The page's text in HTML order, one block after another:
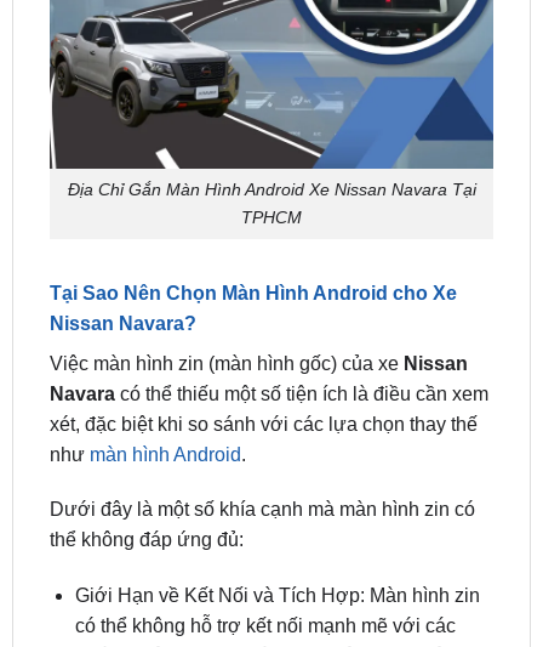
Địa Chỉ Gắn Màn Hình Android Xe Nissan Navara Tại
TPHCM
Tại Sao Nên Chọn Màn Hình Android cho Xe
Việc màn hình zin (màn hình gốc) của xeNissan
Navara có thể thiếu một số tiện ích là điều cần xem
xét, đặc biệt khi so sánh với các lựa chọn thay thế
nhưmàn hình Android.
Dưới đây là một số khía cạnh mà màn hình zin có
Giới Hạn về Kết Nối và Tích Hợp: Màn hình zin
thiết bị thông minh khác, như điện thoại thông
minh hoặc tablet.